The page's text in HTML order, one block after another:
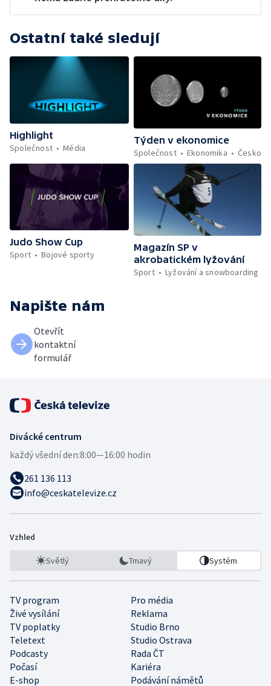
Ostatní také sledují
Highlight
Společnost
Média
Týden v ekonomice
Společnost
Ekonomika Česko
Judo Show Cup
Sport
Bojové sporty
Magazín SP v
akrobatickém lyžování
Sport
Lyžování a snowboarding
Napište nám
Otevřít
kontaktní
formulář
Divácké centrum
každý všední den:8:00—16:00 hodin
261 136 113
info@ceskatelevize.cz
Vzhled
Světlý Tmavý Systém
TV program
Pro média
Živé vysílání
Reklama
TV poplatky
Studio Brno
Teletext
Studio Ostrava
Podcasty
Rada ČT
Počasí
Kariéra
E-shop
Podávání námětů